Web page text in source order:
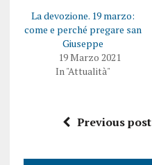
La devozione. 19 marzo:
come e perché pregare san
Giuseppe
19 Marzo 2021
In "Attualità"
Previous post